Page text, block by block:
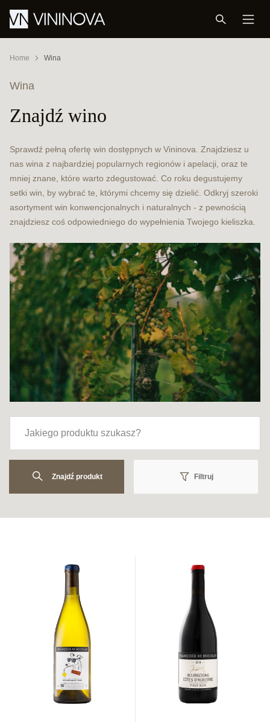
Home Wina
Wina
Znajdź wino
Sprawdź pełną ofertę win dostępnych w Vininova. Znajdziesz u
nas wina z najbardziej popularnych regionów i apelacji, oraz te
mniej znane, które warto zdegustować. Co roku degustujemy
setki win, by wybrać te, którymi chcemy się dzielić. Odkryj szeroki
asortyment win konwencjonalnych i naturalnych - z pewnością
znajdziesz coś odpowiedniego do wypełnienia Twojego kieliszka.
Znajdź produkt Filtruj